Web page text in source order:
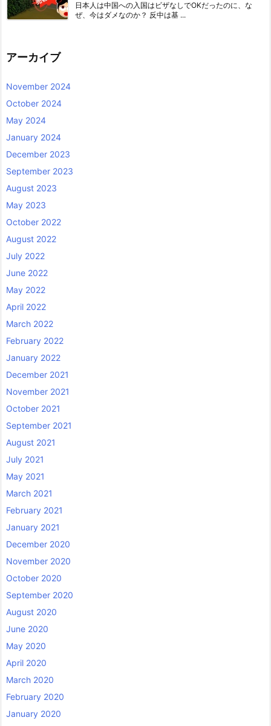
日本人は中国への入国はビザなしでOKだったのに、な
ぜ、今はダメなのか？ 反中は基 ...
アーカイブ
November 2024
October 2024
May 2024
January 2024
December 2023
September 2023
August 2023
May 2023
October 2022
August 2022
July 2022
June 2022
May 2022
April 2022
March 2022
February 2022
January 2022
December 2021
November 2021
October 2021
September 2021
August 2021
July 2021
May 2021
March 2021
February 2021
January 2021
December 2020
November 2020
October 2020
September 2020
August 2020
June 2020
May 2020
April 2020
March 2020
February 2020
January 2020